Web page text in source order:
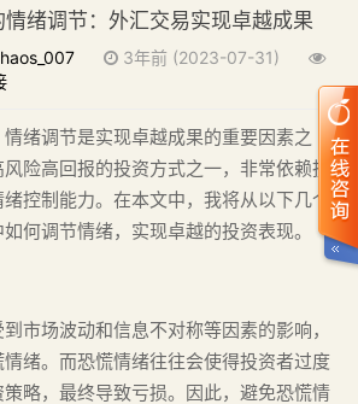
绪调节：外汇交易实现卓越成果
3年前 (2023-07-31)
情绪调节是实现卓越成果的重要因素之
险高回报的投资方式之一，非常依赖投
控制能力。在本文中，我将从以下几个
如何调节情绪，实现卓越的投资表现。
市场波动和信息不对称等因素的影响，
绪。而恐慌情绪往往会使得投资者过度
略，最终导致亏损。因此，避免恐慌情